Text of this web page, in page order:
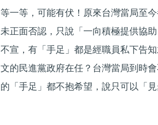
等一等，可能有伏！原來台灣當局至
未正面否認，只說「一向積極提供協
不宣，有「手足」都是經職員私下告
文的民進黨政府在任？台灣當局到時
的「手足」都不抱希望，說只可以「見